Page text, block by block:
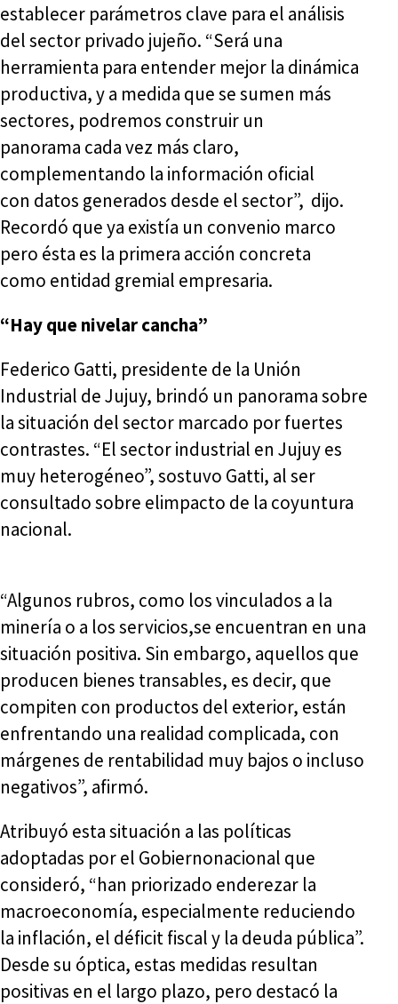
establecer parámetros clave para el análisis
del sector privado jujeño. “Será una
herramienta para entender mejor la dinámica
productiva, y a medida que se sumen más
sectores, podremos construir un
panorama cada vez más claro,
complementando la información oficial
con datos generados desde el sector”, dijo.
Recordó que ya existía un convenio marco
pero ésta es la primera acción concreta
como entidad gremial empresaria.
“Hay que nivelar cancha”
Federico Gatti, presidente de la Unión
Industrial de Jujuy, brindó un panorama sobre
la situación del sector marcado por fuertes
contrastes. “El sector industrial en Jujuy es
muy heterogéneo”, sostuvo Gatti, al ser
consultado sobre elimpacto de la coyuntura
nacional.
“Algunos rubros, como los vinculados a la
minería o a los servicios,se encuentran en una
situación positiva. Sin embargo, aquellos que
producen bienes transables, es decir, que
compiten con productos del exterior, están
enfrentando una realidad complicada, con
márgenes de rentabilidad muy bajos o incluso
negativos”, afirmó.
Atribuyó esta situación a las políticas
adoptadas por el Gobiernonacional que
consideró, “han priorizado enderezar la
macroeconomía, especialmente reduciendo
la inflación, el déficit fiscal y la deuda pública”.
Desde su óptica, estas medidas resultan
positivas en el largo plazo, pero destacó la